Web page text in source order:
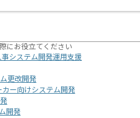
にお役立てください
事システム開発運用支援
ム更改開発
カー向けシステム開発
開発